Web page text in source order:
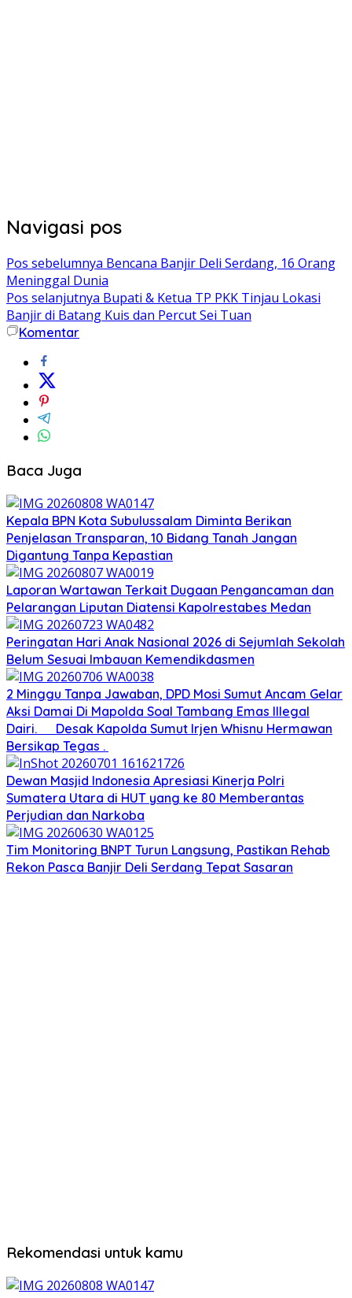
Navigasi pos
Pos sebelumnya Bencana Banjir Deli Serdang, 16 Orang
Meninggal Dunia
Pos selanjutnya Bupati & Ketua TP PKK Tinjau Lokasi
Banjir di Batang Kuis dan Percut Sei Tuan
Komentar
Baca Juga
Kepala BPN Kota Subulussalam Diminta Berikan
Penjelasan Transparan, 10 Bidang Tanah Jangan
Digantung Tanpa Kepastian
Laporan Wartawan Terkait Dugaan Pengancaman dan
Pelarangan Liputan Diatensi Kapolrestabes Medan
Peringatan Hari Anak Nasional 2026 di Sejumlah Sekolah
Belum Sesuai Imbauan Kemendikdasmen
2 Minggu Tanpa Jawaban, DPD Mosi Sumut Ancam Gelar
Aksi Damai Di Mapolda Soal Tambang Emas Illegal
Dairi. Desak Kapolda Sumut Irjen Whisnu Hermawan
Bersikap Tegas .
Dewan Masjid Indonesia Apresiasi Kinerja Polri
Sumatera Utara di HUT yang ke 80 Memberantas
Perjudian dan Narkoba
Tim Monitoring BNPT Turun Langsung, Pastikan Rehab
Rekon Pasca Banjir Deli Serdang Tepat Sasaran
Rekomendasi untuk kamu